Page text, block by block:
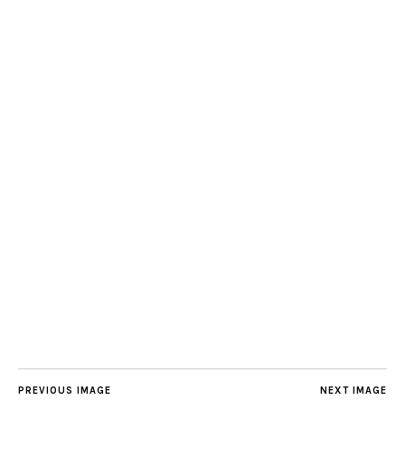
NEXT IMAGE
PREVIOUS IMAGE